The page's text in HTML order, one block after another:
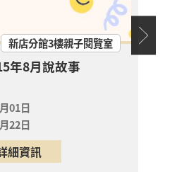
竹圍分館】上午
元閱讀主題研
心的故事樹—從
的溫暖冒險--
室裡的放電章
月29日
分館
竹圍分館】上午
新店分館3樓親子閱覽室
年8月說故事
01日
22日
細資訊
結束